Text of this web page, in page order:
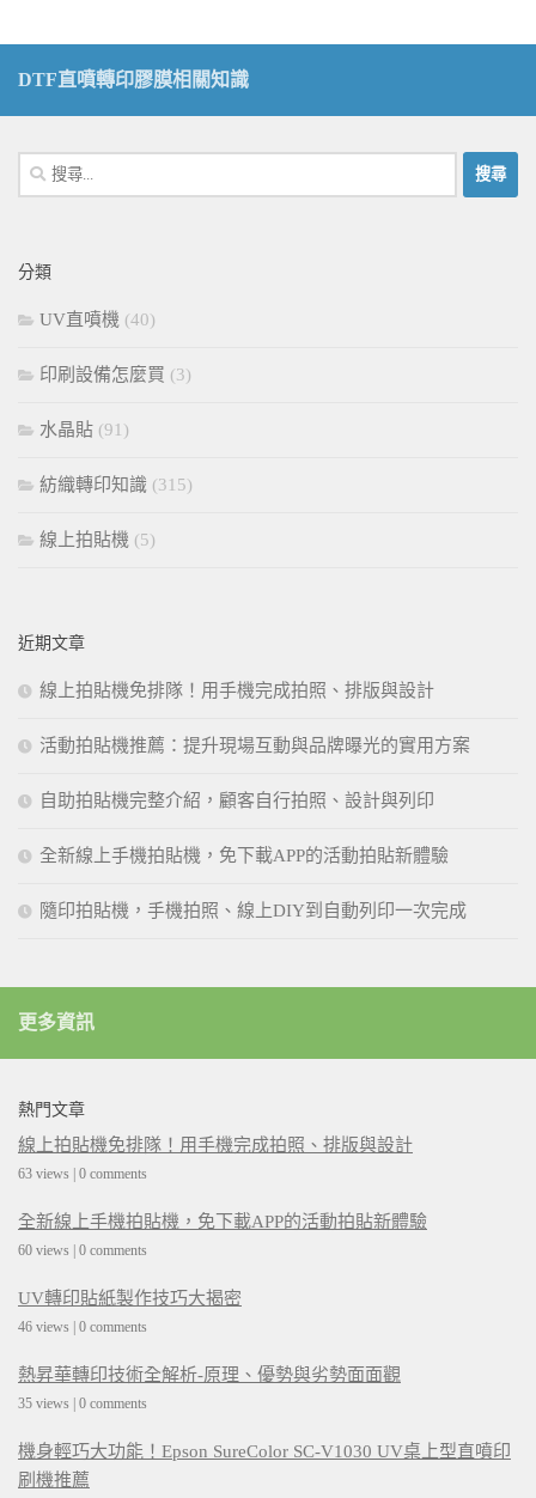
DTF直噴轉印膠膜相關知識
搜
尋
字:
分類
UV直噴機 (40)
印刷設備怎麼買 (3)
水晶貼 (91)
紡織轉印知識 (315)
線上拍貼機 (5)
近期文章
線上拍貼機免排隊！用手機完成拍照、排版與設計
活動拍貼機推薦：提升現場互動與品牌曝光的實用方案
自助拍貼機完整介紹，顧客自行拍照、設計與列印
全新線上手機拍貼機，免下載APP的活動拍貼新體驗
隨印拍貼機，手機拍照、線上DIY到自動列印一次完成
更多資訊
熱門文章
線上拍貼機免排隊！用手機完成拍照、排版與設計
63 views | 0 comments
全新線上手機拍貼機，免下載APP的活動拍貼新體驗
60 views | 0 comments
UV轉印貼紙製作技巧大揭密
46 views | 0 comments
熱昇華轉印技術全解析-原理、優勢與劣勢面面觀
35 views | 0 comments
機身輕巧大功能！Epson SureColor SC-V1030 UV桌上型直噴印
刷機推薦